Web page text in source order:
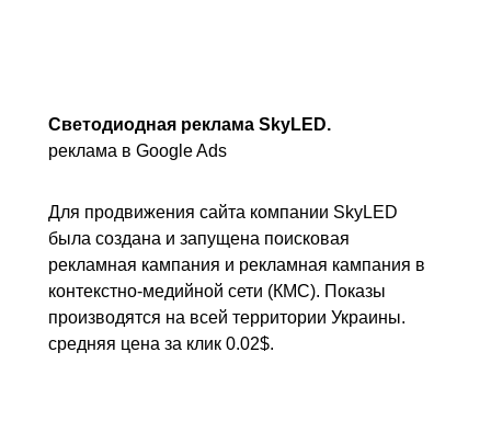
Светодиодная реклама SkyLED.
реклама в Google Ads
Для продвижения сайта компании SkyLED
была создана и запущена поисковая
рекламная кампания и рекламная кампания в
контекстно-медийной сети (КМС). Показы
производятся на всей территории Украины.
средняя цена за клик 0.02$.